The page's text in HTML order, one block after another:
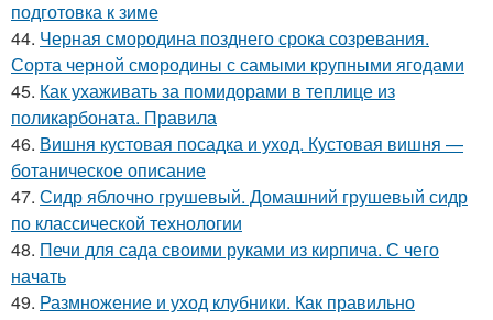
подготовка к зиме
44. Черная смородина позднего срока созревания.
Сорта черной смородины с самыми крупными ягодами
45. Как ухаживать за помидорами в теплице из
поликарбоната. Правила
46. Вишня кустовая посадка и уход. Кустовая вишня —
ботаническое описание
47. Сидр яблочно грушевый. Домашний грушевый сидр
по классической технологии
48. Печи для сада своими руками из кирпича. С чего
начать
49. Размножение и уход клубники. Как правильно